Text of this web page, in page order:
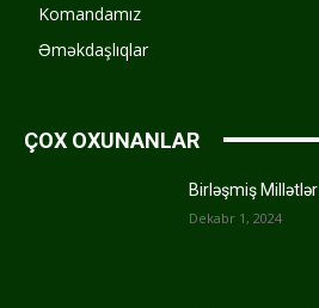
Komandamız
Əməkdaşlıqlar
ÇOX OXUNANLAR
Birləşmiş
Dekabr 1, 2024